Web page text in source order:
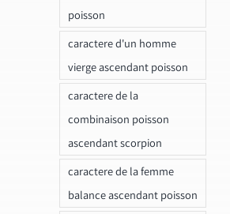
poisson
caractere d'un homme
vierge ascendant poisson
caractere de la
combinaison poisson
ascendant scorpion
caractere de la femme
balance ascendant poisson